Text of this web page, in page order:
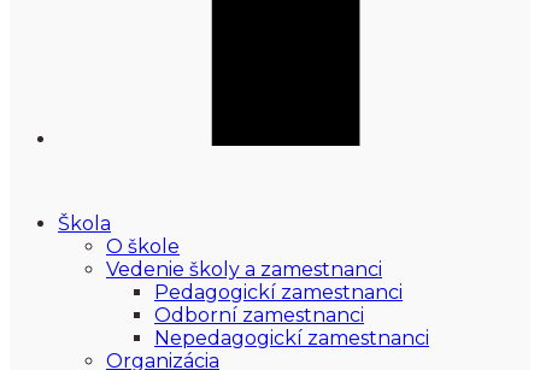
Škola
O škole
Vedenie školy a zamestnanci
Pedagogickí zamestnanci
Odborní zamestnanci
Nepedagogickí zamestnanci
Organizácia